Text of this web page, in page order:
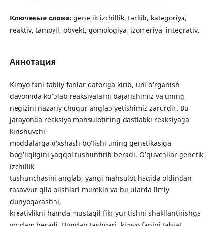
Ключевые слова: genetik izchillik, tarkib, kategoriya,
reaktiv, tamoyil, obyekt, gomologiya, izomeriya, integrativ.
Аннотация
Kimyo fani tabiiy fanlar qatoriga kirib, uni o‘rganish
davomida ko‘plab reaksiyalarni bajarishimiz va uning
negizini nazariy chuqur anglab yetishimiz zarurdir. Bu
jarayonda reaksiya mahsulotining dastlabki reaksiyaga
kirishuvchi
moddalarga o‘xshash bo‘lishi uning genetikasiga
bog‘liqligini yaqqol tushuntirib beradi. O‘quvchilar genetik
izchillik
tushunchasini anglab, yangi mahsulot haqida oldindan
tasavvur qila olishlari mumkin va bu ularda ilmiy
dunyoqarashni,
kreativlikni hamda mustaqil fikr yuritishni shakllantirishga